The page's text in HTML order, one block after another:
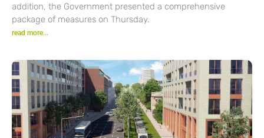
addition, the Government presented a comprehensive
package of measures on Thursday.
read more...